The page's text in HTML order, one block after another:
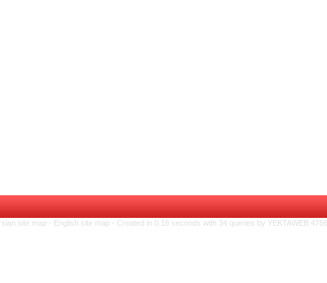
site map - English site map - Created in 0.18 seconds with 34 queries by YEKTAWEB 4766